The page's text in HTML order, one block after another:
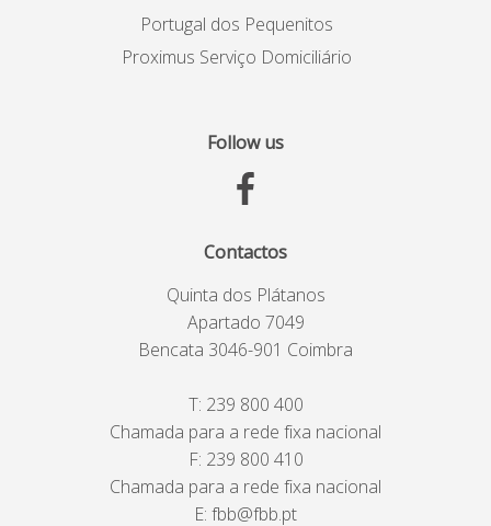
Portugal dos Pequenitos
Proximus Serviço Domiciliário
Follow us
Contactos
Quinta dos Plátanos
Apartado 7049
Bencata 3046-901 Coimbra
T: 239 800 400
Chamada para a rede fixa nacional
F: 239 800 410
Chamada para a rede fixa nacional
E: fbb@fbb.pt